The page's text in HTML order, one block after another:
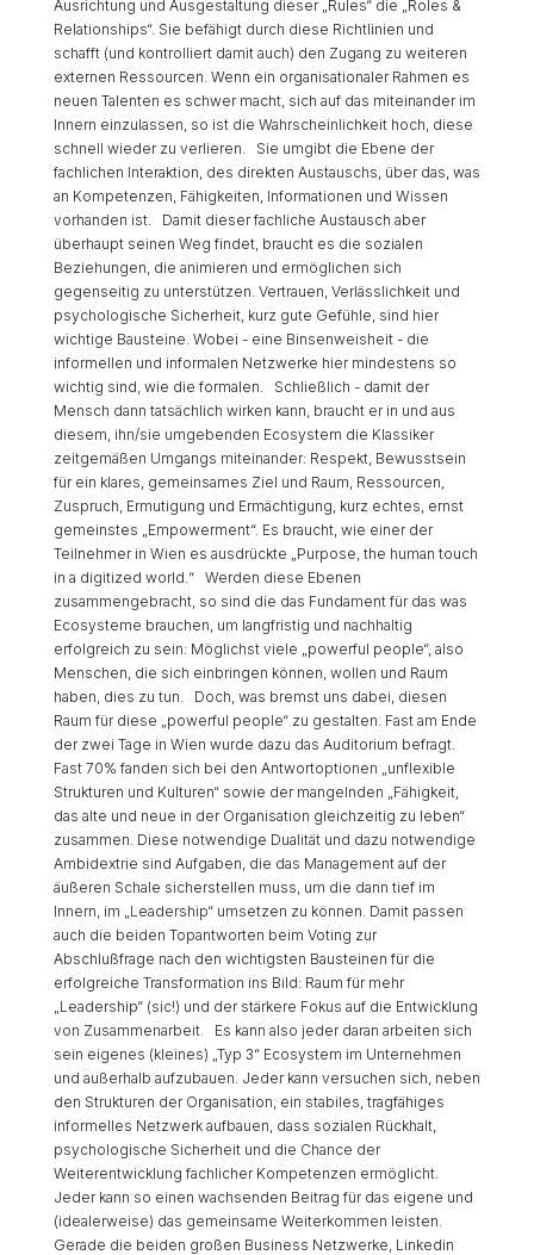
Ausrichtung und Ausgestaltung dieser „Rules“ die „Roles &
Relationships“. Sie befähigt durch diese Richtlinien und
schafft (und kontrolliert damit auch) den Zugang zu weiteren
externen Ressourcen. Wenn ein organisationaler Rahmen es
neuen Talenten es schwer macht, sich auf das miteinander im
Innern einzulassen, so ist die Wahrscheinlichkeit hoch, diese
schnell wieder zu verlieren. Sie umgibt die Ebene der
fachlichen Interaktion, des direkten Austauschs, über das, was
an Kompetenzen, Fähigkeiten, Informationen und Wissen
vorhanden ist. Damit dieser fachliche Austausch aber
überhaupt seinen Weg findet, braucht es die sozialen
Beziehungen, die animieren und ermöglichen sich
gegenseitig zu unterstützen. Vertrauen, Verlässlichkeit und
psychologische Sicherheit, kurz gute Gefühle, sind hier
wichtige Bausteine. Wobei - eine Binsenweisheit - die
informellen und informalen Netzwerke hier mindestens so
wichtig sind, wie die formalen. Schließlich - damit der
Mensch dann tatsächlich wirken kann, braucht er in und aus
diesem, ihn/sie umgebenden Ecosystem die Klassiker
zeitgemäßen Umgangs miteinander: Respekt, Bewusstsein
für ein klares, gemeinsames Ziel und Raum, Ressourcen,
Zuspruch, Ermutigung und Ermächtigung, kurz echtes, ernst
gemeinstes „Empowerment“. Es braucht, wie einer der
Teilnehmer in Wien es ausdrückte „Purpose, the human touch
in a digitized world.“ Werden diese Ebenen
zusammengebracht, so sind die das Fundament für das was
Ecosysteme brauchen, um langfristig und nachhaltig
erfolgreich zu sein: Möglichst viele „powerful people“, also
Menschen, die sich einbringen können, wollen und Raum
haben, dies zu tun. Doch, was bremst uns dabei, diesen
Raum für diese „powerful people“ zu gestalten. Fast am Ende
der zwei Tage in Wien wurde dazu das Auditorium befragt.
Fast 70% fanden sich bei den Antwortoptionen „unflexible
Strukturen und Kulturen“ sowie der mangelnden „Fähigkeit,
das alte und neue in der Organisation gleichzeitig zu leben“
zusammen. Diese notwendige Dualität und dazu notwendige
Ambidextrie sind Aufgaben, die das Management auf der
äußeren Schale sicherstellen muss, um die dann tief im
Innern, im „Leadership“ umsetzen zu können. Damit passen
auch die beiden Topantworten beim Voting zur
Abschlußfrage nach den wichtigsten Bausteinen für die
erfolgreiche Transformation ins Bild: Raum für mehr
„Leadership“ (sic!) und der stärkere Fokus auf die Entwicklung
von Zusammenarbeit. Es kann also jeder daran arbeiten sich
sein eigenes (kleines) „Typ 3“ Ecosystem im Unternehmen
und außerhalb aufzubauen. Jeder kann versuchen sich, neben
den Strukturen der Organisation, ein stabiles, tragfähiges
informelles Netzwerk aufbauen, dass sozialen Rückhalt,
psychologische Sicherheit und die Chance der
Weiterentwicklung fachlicher Kompetenzen ermöglicht.
Jeder kann so einen wachsenden Beitrag für das eigene und
(idealerweise) das gemeinsame Weiterkommen leisten.
Gerade die beiden großen Business Netzwerke, Linkedin